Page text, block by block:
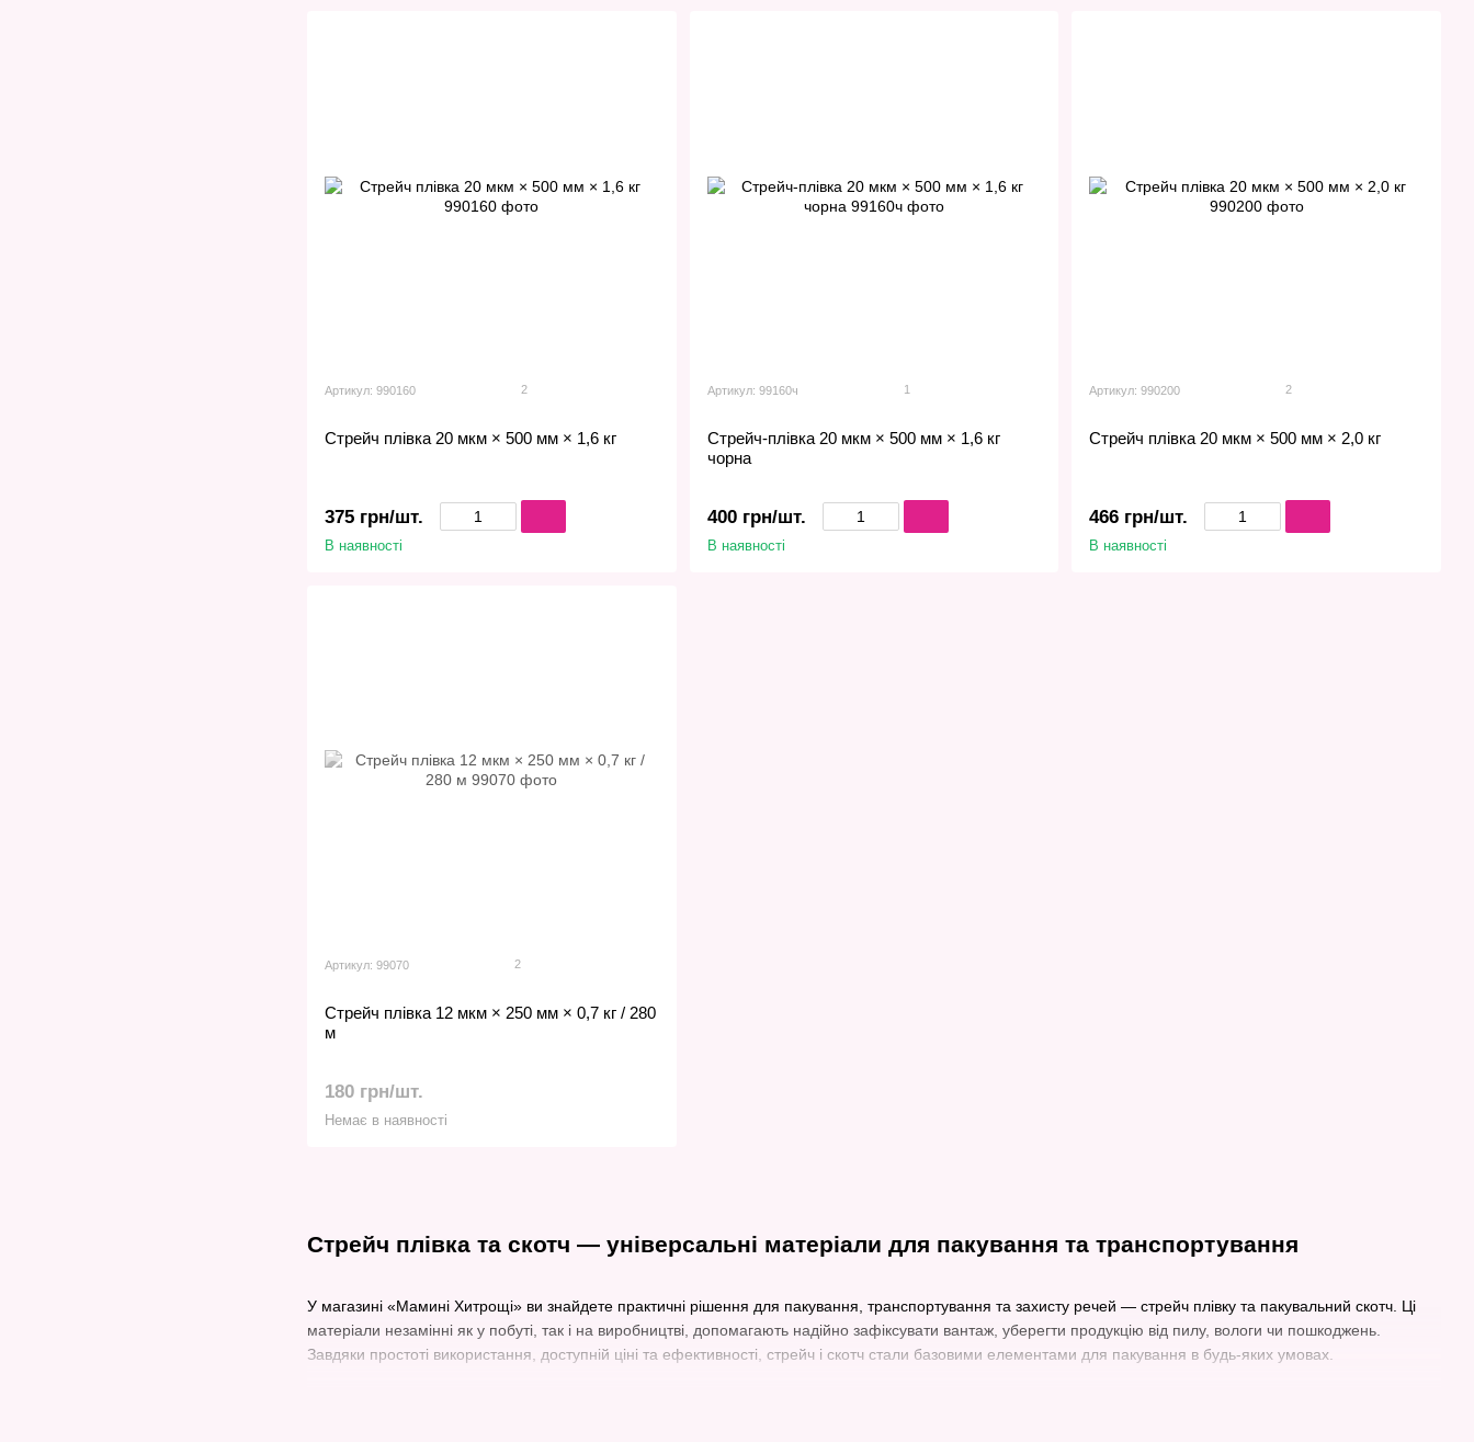
Стрейч плівка та скотч — універсальні матеріали для пакування та транспортування
У магазині «Мамині Хитрощі» ви знайдете практичні рішення для пакування, транспортування та захисту речей — стрейч плівку та пакувальний скотч. Ці
матеріали незамінні як у побуті, так і на виробництві, допомагають надійно зафіксувати вантаж, уберегти продукцію від пилу, вологи чи пошкоджень.
Завдяки простоті використання, доступній ціні та ефективності, стрейч і скотч стали базовими елементами для пакування в будь-яких умовах.
Артикул: 990160 2
Стрейч плівка 20 мкм × 500 мм × 1,6 кг
375 грн/шт.
В наявності
Артикул: 99160ч 1
Стрейч-плівка 20 мкм × 500 мм × 1,6 кг
чорна
400 грн/шт.
В наявності
Артикул: 990200 2
Стрейч плівка 20 мкм × 500 мм × 2,0 кг
466 грн/шт.
В наявності
Артикул: 99070 2
Стрейч плівка 12 мкм × 250 мм × 0,7 кг / 280
м
180 грн/шт.
Немає в наявності